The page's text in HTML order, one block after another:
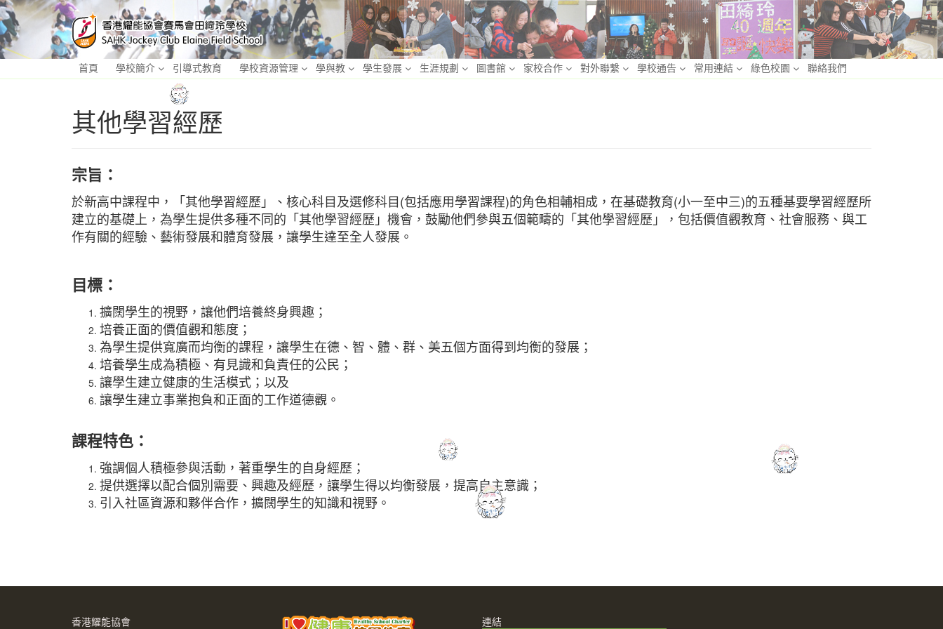
登入
首頁 學校簡介 引導式教育 學校資源管理 學與教 學生發展 生涯規劃 圖書館 家校合作 對外聯繫 學校通告 常用連結 綠色校園 聯絡我們
其他學習經歷
宗旨：
於新高中課程中，「其他學習經歷」、核心科目及選修科目(包括應用學習課程)的角色相輔相成，在基礎教育(小一至中三)的五種基要學習經歷所
建立的基礎上，為學生提供多種不同的「其他學習經歷」機會，鼓勵他們參與五個範疇的「其他學習經歷」，包括價值觀教育、社會服務、與工
作有關的經驗、藝術發展和體育發展，讓學生達至全人發展。
目標：
擴闊學生的視野，讓他們培養終身興趣；
培養正面的價值觀和態度；
為學生提供寬廣而均衡的課程，讓學生在德、智、體、群、美五個方面得到均衡的發展；
培養學生成為積極、有見識和負責任的公民；
讓學生建立健康的生活模式；以及
讓學生建立事業抱負和正面的工作道德觀。
課程特色：
強調個人積極參與活動，著重學生的自身經歷；
提供選擇以配合個別需要、興趣及經歷，讓學生得以均衡發展，提高自主意識；
引入社區資源和夥伴合作，擴闊學生的知識和視野。
香港耀能協會
連結